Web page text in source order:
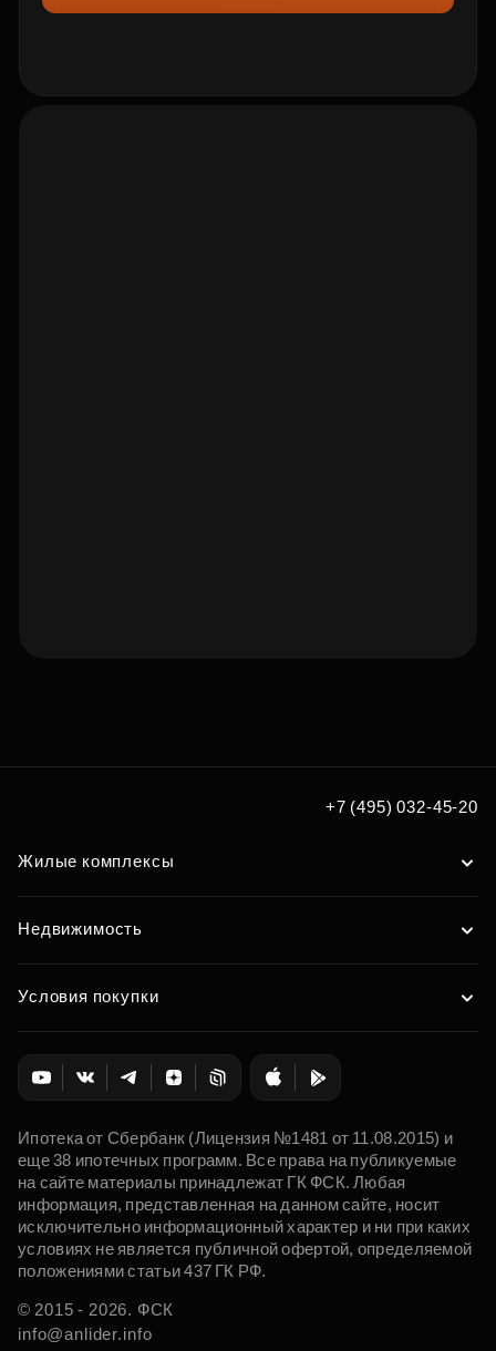
+7 (495) 032-45-20
Жилые комплексы
Недвижимость
Условия покупки
Ипотека от Сбербанк (Лицензия №1481 от 11.08.2015) и
еще 38 ипотечных программ. Все права на публикуемые
на сайте материалы принадлежат ГК ФСК. Любая
информация, представленная на данном сайте, носит
исключительно информационный характер и ни при каких
условиях не является публичной офертой, определяемой
положениями статьи 437 ГК РФ.
© 2015 - 2026. ФСК
info@anlider.info